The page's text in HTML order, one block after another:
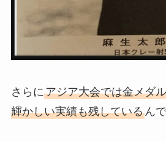
さらにアジア大会では金メダ
輝かしい実績も残しているん